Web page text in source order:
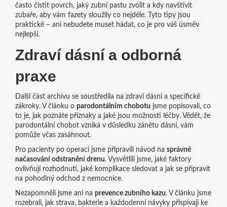
často čistit povrch, jaký zubní pastu zvolit a kdy navštívit
zubaře, aby vám fazety sloužily co nejdéle. Tyto tipy jsou
praktické – ani nebudete muset hádat, co je pro váš úsměv
nejlepší.
Zdraví dásní a odborná
praxe
Další část archivu se soustředila na zdraví dásní a specifické
zákroky. V článku o parodontálním chobotu jsme popisovali, co
to je, jak poznáte příznaky a jaké jsou možnosti léčby. Vědět, že
parodontální chobot vzniká v důsledku zánětu dásní, vám
pomůže včas zasáhnout.
Pro pacienty po operaci jsme připravili návod na správné
načasování odstranění drenu. Vysvětlili jsme, jaké faktory
ovlivňují rozhodnutí, jaké komplikace sledovat a jak se připravit
na pohodlný odchod z nemocnice.
Nezapomněli jsme ani na prevence zubního kazu. V článku jsme
rozebrali, jak strava, bakterie a každodenní návyky přispívají ke